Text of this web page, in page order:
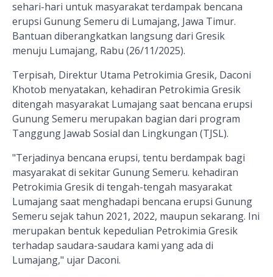
sehari-hari untuk masyarakat terdampak bencana
erupsi Gunung Semeru di Lumajang, Jawa Timur.
Bantuan diberangkatkan langsung dari Gresik
menuju Lumajang, Rabu (26/11/2025).
Terpisah, Direktur Utama Petrokimia Gresik, Daconi
Khotob menyatakan, kehadiran Petrokimia Gresik
ditengah masyarakat Lumajang saat bencana erupsi
Gunung Semeru merupakan bagian dari program
Tanggung Jawab Sosial dan Lingkungan (TJSL).
"Terjadinya bencana erupsi, tentu berdampak bagi
masyarakat di sekitar Gunung Semeru. kehadiran
Petrokimia Gresik di tengah-tengah masyarakat
Lumajang saat menghadapi bencana erupsi Gunung
Semeru sejak tahun 2021, 2022, maupun sekarang. Ini
merupakan bentuk kepedulian Petrokimia Gresik
terhadap saudara-saudara kami yang ada di
Lumajang," ujar Daconi.